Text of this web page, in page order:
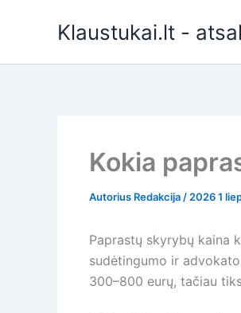
Klaustukai.lt -
Kokia
Autorius Redakcija / 2026 1
Paprastų skyrybų kaina
sudėtingumo ir
300–800 eurų, tačiau